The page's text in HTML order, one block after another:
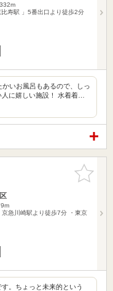
比寿駅 」5番出口より徒歩2分
いお風呂もあるので、しっ
に嬉しい施設！ 水着着…
お気に入
りに追加
京急川崎駅より徒歩7分 ・東京
。ちょっと未来的という